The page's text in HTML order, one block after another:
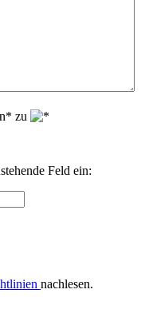
zu
Feld ein:
nachlesen.